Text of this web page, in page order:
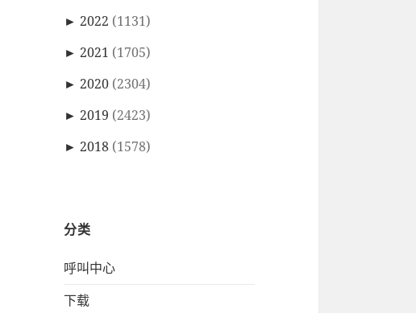
► 2022 (1131)
► 2021 (1705)
► 2020 (2304)
► 2019 (2423)
► 2018 (1578)
分类
呼叫中心
下载